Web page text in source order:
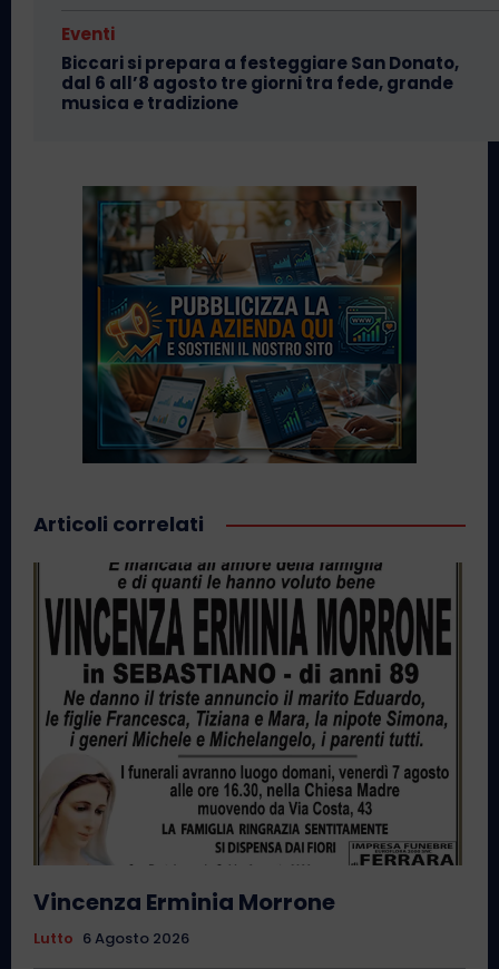
Eventi
Biccari si prepara a festeggiare San Donato,
dal 6 all’8 agosto tre giorni tra fede, grande
musica e tradizione
Articoli correlati
Vincenza Erminia Morrone
Lutto 6 Agosto 2026